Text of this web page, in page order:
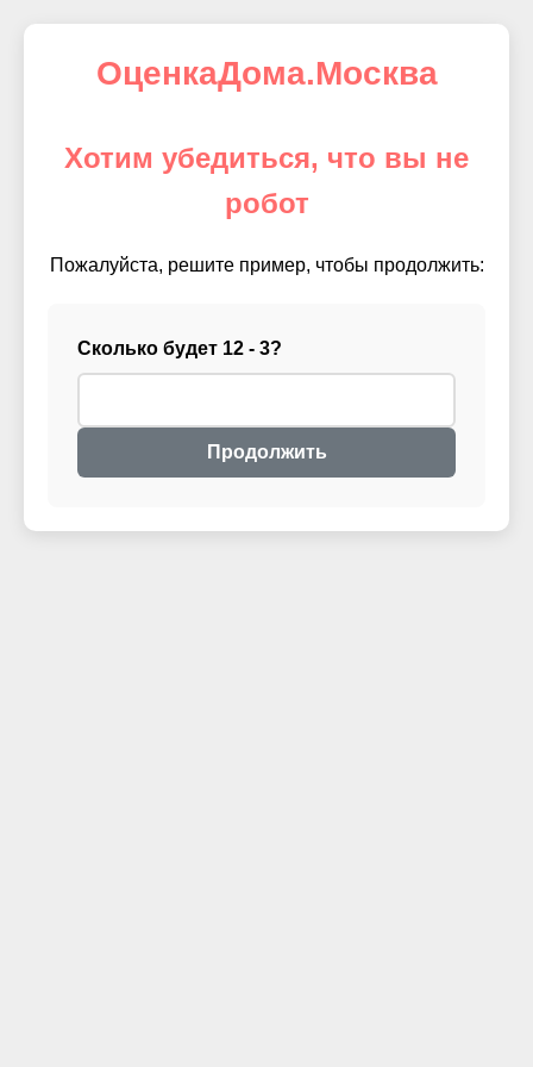
ОценкаДома.Москва
Хотим убедиться, что вы не
робот
Пожалуйста, решите пример, чтобы продолжить:
Сколько будет 12 - 3?
Продолжить